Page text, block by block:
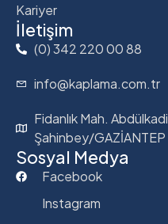
Kariyer
İletişim
(0) 342 220 00 88
info@kaplama.com.tr
Fidanlık Mah.
Şahinbey/GAZİANTEP
Sosyal Medya
Facebook
Instagram